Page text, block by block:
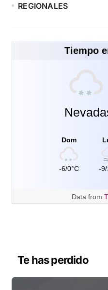
REGIONALES
Tiempo
Dom
-6/0°C -9/
Data from
Te has perdido